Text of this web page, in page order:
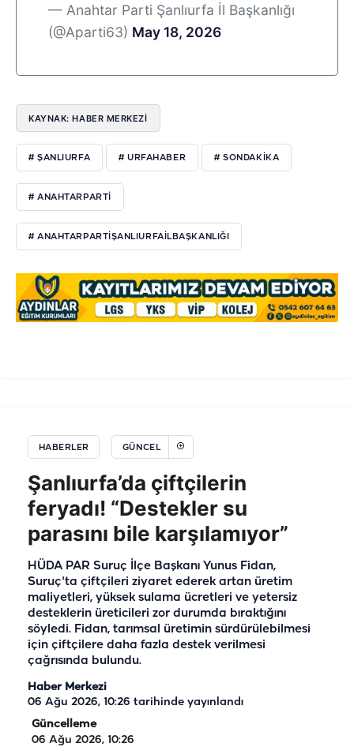
— Anahtar Parti Şanlıurfa İl Başkanlığı
(@Aparti63) May 18, 2026
KAYNAK: HABER MERKEZI
# ŞANLIURFA # URFAHABER # SONDAKIKA
# ANAHTARPARTI
# ANAHTARPARTIŞANLIURFAİLBAŞKANLIĞI
HABERLER GÜNCEL
Şanlıurfa’da çiftçilerin
feryadı! “Destekler su
parasını bile karşılamıyor”
HÜDA PAR Suruç İlçe Başkanı Yunus Fidan,
Suruç'ta çiftçileri ziyaret ederek artan üretim
maliyetleri, yüksek sulama ücretleri ve yetersiz
desteklerin üreticileri zor durumda bıraktığını
söyledi. Fidan, tarımsal üretimin sürdürülebilmesi
için çiftçilere daha fazla destek verilmesi
çağrısında bulundu.
Haber Merkezi
06 Ağu 2026, 10:26 tarihinde yayınlandı
Güncelleme
06 Ağu 2026, 10:26